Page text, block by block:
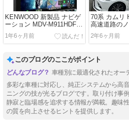
KENWOOD 新製品 ナビゲ
ーション MDV-M911HDF
MDV-M911HDL
1年6ヶ月前
70系 カムリ
高速道路の
ン音を超低減
2年6ヶ月前
このブログのここがポイント
車種別に最適化されたオー
多彩な車種に対応し、純正システムから高
ニングの技が光るブログです。取り付け事
静寂と臨場感を追求する情報が満載。趣味
の質を向上させるヒントを提供します。